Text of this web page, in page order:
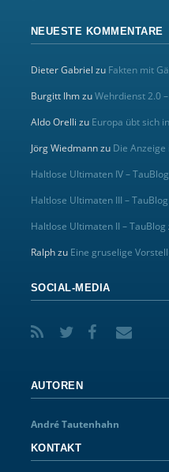
NEUESTE KOMMENTARE
Dieter Gabriel zu Fakten mit
Burgitt IhmzuWehrdienst 2.0
Aldo Orelli zu Europa übt sich
Jörg Wiedmannzu Die Anzeige
Haltlose Ultimaten IV – TauBlog
Haltlose Ultimaten III – TauBlog
Haltlose Ultimaten II – TauBlog
Ralphzu Eine gruselige
SOCIAL-MEDIA
AUTOREN
André Tautenhahn
KONTAKT